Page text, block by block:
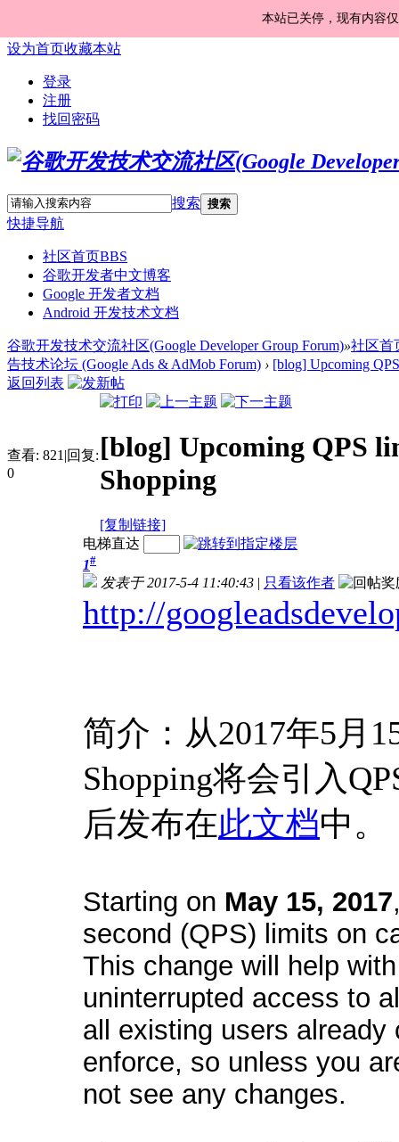
本站已关停，现有内容
设为首页收藏本站
登录
注册
找回密码
搜索 搜索
快捷导航
社区首页BBS
谷歌开发者中文博客
Google 开发者文档
Android 开发技术文档
谷歌开发技术交流社区(Google Developer Group Forum)»社区首
告技术论坛 (Google Ads & AdMob Forum) › [blog] Upcoming
返回列表
查看: 821 |回复:
0
[blog] Upcoming QPS
Shopping
[复制链接]
电梯直达
1#
发表于 2017-5-4 11:40:43 | 只看该作者
http://
简介：从2017年5月
Shopping将会引入
后发布在此文档中。
Starting on May 15, 2017
second (QPS) limits on
This change will help
uninterrupted access to
all existing users
enforce, so unless you
not see any changes.